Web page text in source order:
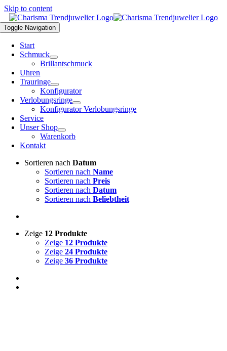
Skip to content
Toggle Navigation
Start
Schmuck
Brillantschmuck
Uhren
Trauringe
Konfigurator
Verlobungsringe
Konfigurator Verlobungsringe
Service
Unser Shop
Warenkorb
Kontakt
Sortieren nach Datum
Sortieren nach Name
Sortieren nach Preis
Sortieren nach Datum
Sortieren nach Beliebtheit
Zeige 12 Produkte
Zeige 12 Produkte
Zeige 24 Produkte
Zeige 36 Produkte